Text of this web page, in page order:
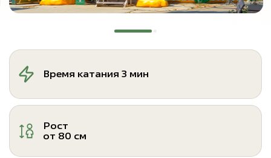
Время катания 3 мин
Рост
от 80 см